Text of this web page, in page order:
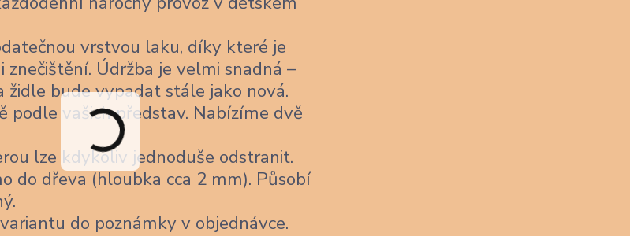
vrstvou laku, díky které je
Údržba je velmi snadná –
bude vypadat stále jako nová.
podle vašich představ. Nabízíme dvě
lze kdykoliv jednoduše odstranit.
do dřeva (hloubka cca 2 mm). Působí
do poznámky v objednávce.